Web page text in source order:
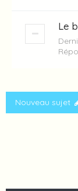
Le
Nouveau sujet